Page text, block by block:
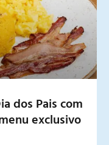
dos Pais com
exclusivo